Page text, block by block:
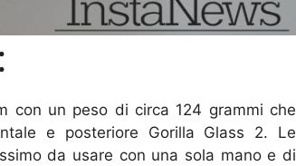
con un peso di circa 124 grammi che
e posteriore Gorilla Glass 2. Le
da usare con una sola mano e di